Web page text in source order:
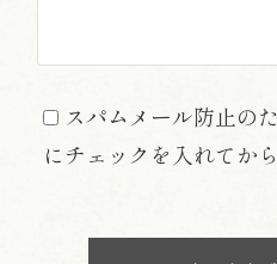
スパムメール防止の
にチェックを入れてか